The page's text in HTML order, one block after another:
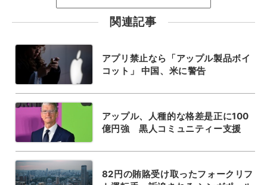
関連記事
アプリ禁止なら「アップル製品ボイ
コット」 中国、米に警告
アップル、人種的な格差是正に100
億円強 黒人コミュニティー支援
82円の賄賂受け取ったフォークリフ